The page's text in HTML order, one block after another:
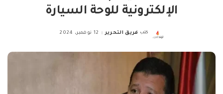
الإلكترونية للوحة السيارة
Posted
كتب فريق التحرير 12 نوفمبر، 2024